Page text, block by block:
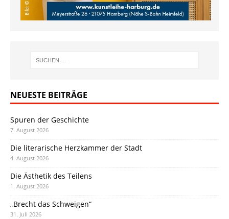
NEUESTE BEITRÄGE
Spuren der Geschichte
7. August 2026
Die literarische Herzkammer der Stadt
4. August 2026
Die Ästhetik des Teilens
1. August 2026
„Brecht das Schweigen“
31. Juli 2026